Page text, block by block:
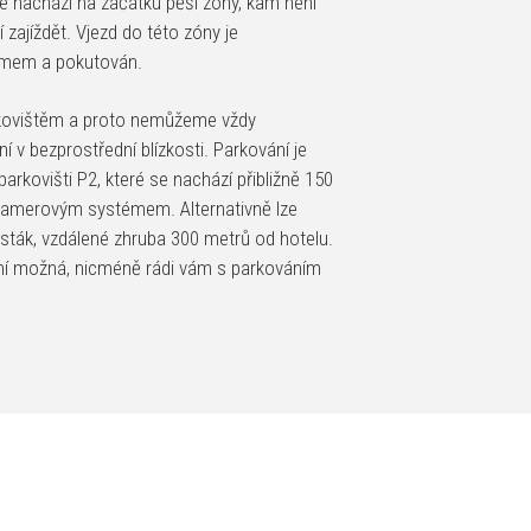
Vjezd do této zóny je
a pokutován.
a proto nemůžeme vždy
v bezprostřední blízkosti. Parkování je
P2, které se nachází přibližně 150
systémem. Alternativně lze
vzdálené zhruba 300 metrů od hotelu.
možná, nicméně rádi vám s parkováním